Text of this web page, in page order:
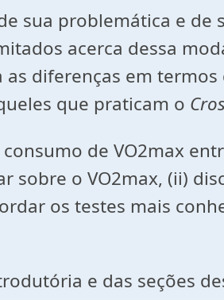
sua problemática e de
acerca dessa
diferenças em termos
que praticam o
de VO2max
sobre o VO2max, (ii)
os testes mais
e das seções